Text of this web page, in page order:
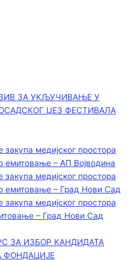
ЗА УКЉУЧИВАЊЕ У
ЏЕЗ ФЕСТИВАЛА
закупа медијског простора
емитовање – АП Војводинa
закупа медијског простора
емитовање – Град Нови Сад
закупа медијског простора
– Град Нови Сад
ЗА ИЗБОР КАНДИДАТА
ФОНДАЦИЈЕ